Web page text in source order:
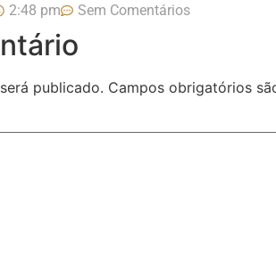
2:48 pm Sem Comentários
publicado. Campos obrigatórios